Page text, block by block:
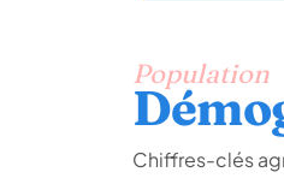
Population
Chiffres-clés